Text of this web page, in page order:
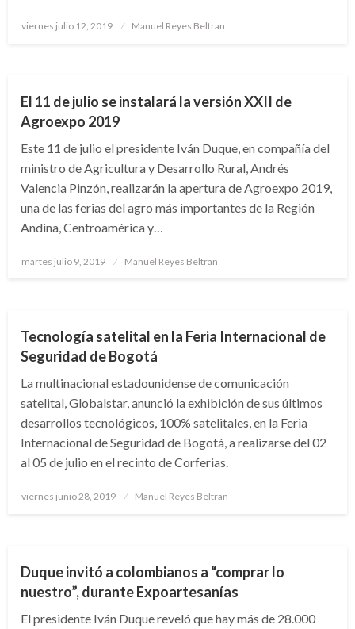
Publicado
viernes julio 12, 2019 Manuel Reyes Beltran
El 11 de julio se instalará la versión XXII de
Agroexpo 2019
Este 11 de julio el presidente Iván Duque, en compañía del
ministro de Agricultura y Desarrollo Rural, Andrés
Valencia Pinzón, realizarán la apertura de Agroexpo 2019,
una de las ferias del agro más importantes de la Región
Andina, Centroamérica y…
Publicado
martes julio 9, 2019 Manuel Reyes Beltran
Tecnología satelital en la Feria Internacional de
Seguridad de Bogotá
La multinacional estadounidense de comunicación
satelital, Globalstar, anunció la exhibición de sus últimos
desarrollos tecnológicos, 100% satelitales, en la Feria
Internacional de Seguridad de Bogotá, a realizarse del 02
al 05 de julio en el recinto de Corferias.
Publicado
viernes junio 28, 2019 Manuel Reyes Beltran
Duque invitó a colombianos a “comprar lo
nuestro”, durante Expoartesanías
El presidente Iván Duque reveló que hay más de 28.000